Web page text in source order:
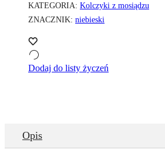
KATEGORIA: Kolczyki z mosiądzu
ZNACZNIK: niebieski
Dodaj do listy życzeń
Opis